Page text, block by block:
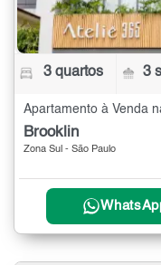
3 quartos 3
Apartamento à Venda
Brooklin
Zona Sul - São Paulo